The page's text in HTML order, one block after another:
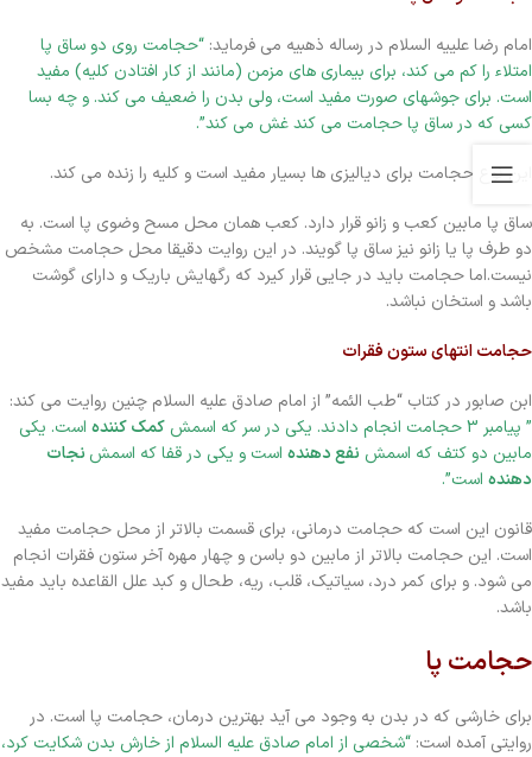
امام رضا علییه السلام در رساله ذهبیه می فرماید: “حجامت روی دو ساق پا
امتلاء را کم می کند، برای بیماری های مزمن (مانند از کار افتادن کلیه) مفید
است. برای جوشهای صورت مفید است، ولی بدن را ضعیف می کند. و چه بسا
کسی که در ساق پا حجامت می کند غش می کند”.
این نوع حجامت برای دیالیزی ها بسیار مفید است و کلیه را زنده می کند.
ساق پا مابین کعب و زانو قرار دارد. کعب همان محل مسح وضوی پا است. به
دو طرف پا یا زانو نیز ساق پا گویند. در این روایت دقیقا محل حجامت مشخص
نیست.اما حجامت باید در جایی قرار کیرد که رگهایش باریک و دارای گوشت
باشد و استخان نباشد.
حجامت انتهای ستون فقرات
ابن صابور در کتاب “طب الئمه” از امام صادق علیه السلام چنین روایت می کند:
” پیامبر 3 حجامت انجام دادند. یکی در سر که اسمش
کمک کننده است. یکی
مابین دو کتف که اسمش نفع دهنده است و یکی در قفا که اسمش نجات
دهنده است”.
قانون این است که حجامت درمانی، برای قسمت بالاتر از محل حجامت مفید
است. این حجامت بالاتر از مابین دو باسن و چهار مهره آخر ستون فقرات انجام
می شود. و برای کمر درد، سیاتیک، قلب، ریه، طحال و کبد علل القاعده باید مفید
باشد.
حجامت پا
برای خارشی که در بدن به وجود می آید بهترین درمان، حجامت پا است. در
روایتی آمده است: “شخصی از امام صادق علیه السلام از خارش بدن شکایت کرد،